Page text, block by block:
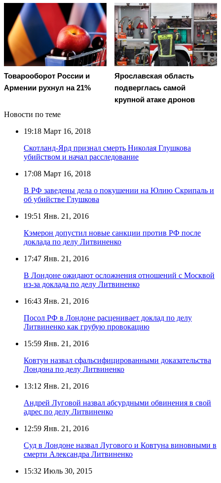
Товарооборот России и
Армении рухнул на 21%
Ярославская область
подверглась самой
крупной атаке дронов
Новости по теме
19:18 Март 16, 2018
Скотланд-Ярд признал смерть Николая Глушкова
убийством и начал расследование
17:08 Март 16, 2018
В РФ заведены дела о покушении на Юлию Скрипаль и
об убийстве Глушкова
19:51 Янв. 21, 2016
Кэмерон допустил новые санкции против РФ после
доклада по делу Литвиненко
17:47 Янв. 21, 2016
В Лондоне ожидают осложнения отношений с Москвой
из-за доклада по делу Литвиненко
16:43 Янв. 21, 2016
Посол РФ в Лондоне расценивает доклад по делу
Литвиненко как грубую провокацию
15:59 Янв. 21, 2016
Ковтун назвал сфальсифицированными доказательства
Лондона по делу Литвиненко
13:12 Янв. 21, 2016
Андрей Луговой назвал абсурдными обвинения в свой
адрес по делу Литвиненко
12:59 Янв. 21, 2016
Суд в Лондоне назвал Лугового и Ковтуна виновными в
смерти Александра Литвиненко
15:32 Июль 30, 2015